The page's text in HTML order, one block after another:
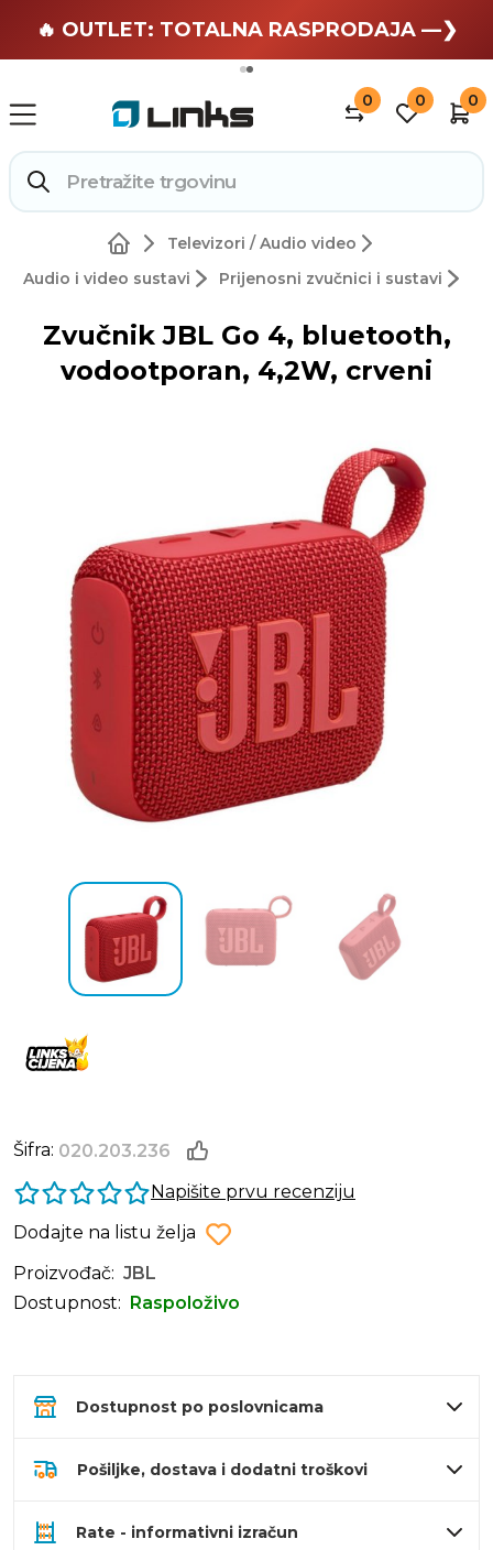
🏄 Zaslužuješ odmor —❯
🔥 OUTLET: TOTALNA RASPRODAJA —❯
0 0 0
Televizori / Audio video
Audio i video sustavi
Prijenosni zvučnici i sustavi
Zvučnik JBL Go 4, bluetooth,
vodootporan, 4,2W, crveni
Šifra: 020.203.236
Napišite prvu recenziju
Dodajte na listu želja
Proizvođač: JBL
Dostupnost:
Raspoloživo
Dostupnost po poslovnicama
Pošiljke, dostava i dodatni troškovi
Rate - informativni izračun